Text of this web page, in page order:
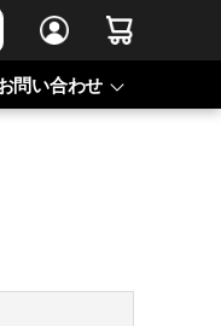
問い合わせ